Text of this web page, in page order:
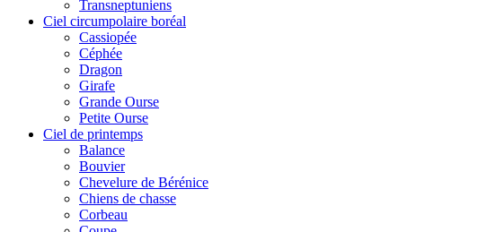
Transneptuniens
Ciel circumpolaire boréal
Cassiopée
Céphée
Dragon
Girafe
Grande Ourse
Petite Ourse
Ciel de printemps
Balance
Bouvier
Chevelure de Bérénice
Chiens de chasse
Corbeau